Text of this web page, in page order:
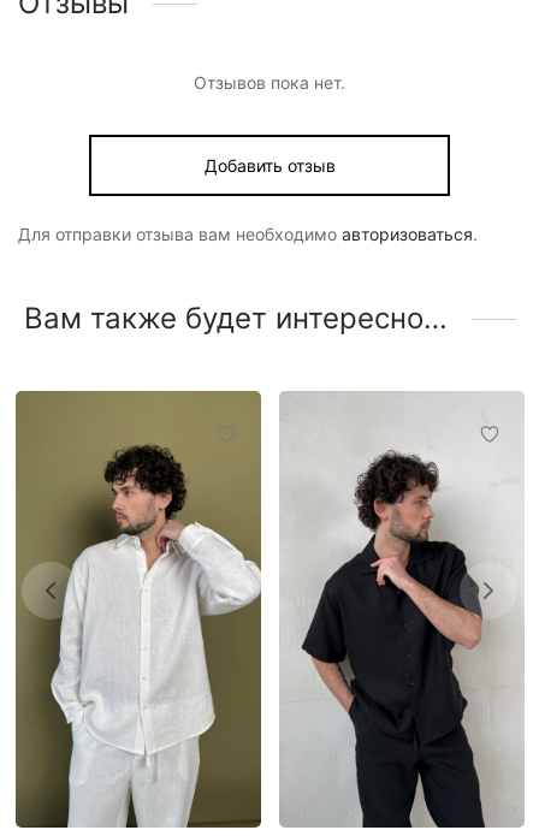
Отзывов пока нет.
Добавить отзыв
Для отправки отзыва вам необходимо авторизоваться.
Вам также будет интересно…